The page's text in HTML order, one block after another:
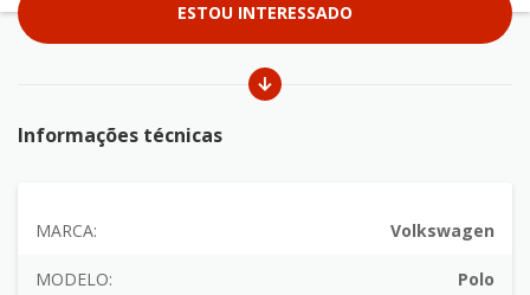
ESTOU INTERESSADO
Informações técnicas
MARCA: Volkswagen
MODELO: Polo